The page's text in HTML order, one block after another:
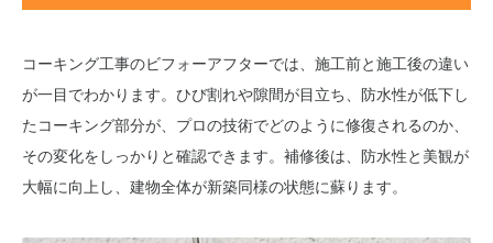
コーキング工事のビフォーアフターでは、施工前と施工後の違い
が一目でわかります。ひび割れや隙間が目立ち、防水性が低下し
たコーキング部分が、プロの技術でどのように修復されるのか、
その変化をしっかりと確認できます。補修後は、防水性と美観が
大幅に向上し、建物全体が新築同様の状態に蘇ります。